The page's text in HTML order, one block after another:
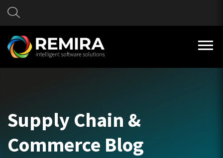
Supply Chain &
Commerce Blog